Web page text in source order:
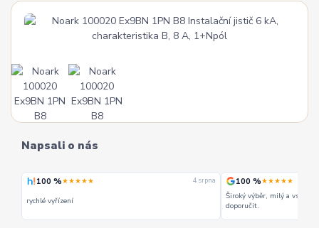
Napsali o nás
100 %★★★★★ 4. srpna
rychlé vyřízení
100 %★★★★★
Široký výběr, milý a
doporučit.